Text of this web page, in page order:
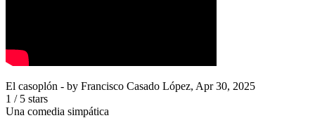
El casoplón - by Francisco Casado López, Apr 30, 2025
1 / 5 stars
Una comedia simpática